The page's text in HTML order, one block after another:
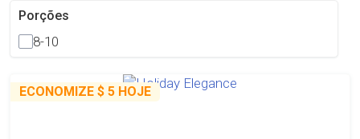
Porções
8-10
ECONOMIZE $ 5 HOJE